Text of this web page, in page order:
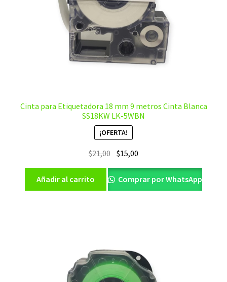
Cinta para Etiquetadora 18 mm 9 metros Cinta Blanca
SS18KW LK-5WBN
¡OFERTA!
$21,00 El
precio
original
era:
$15,00
precio
actual
es:
Añadir al carrito Comprar por WhatsApp